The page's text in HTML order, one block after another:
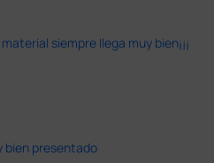
siempre llega muy bien¡¡¡
bien presentado